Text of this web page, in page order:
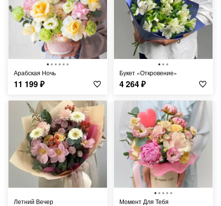
Арабская Ночь
11 199₽
Букет «Откровение»
4 264₽
Летний Вечер Момент Для Тебя